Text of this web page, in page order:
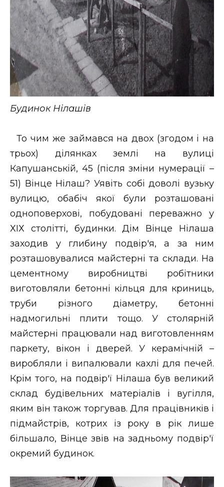
Будинок Нілашів
То чим же займався на двох (згодом і на
трьох) ділянках землі на вулиці
Капушанській, 45 (після зміни нумерації –
51) Вінце Нілаш? Уявіть собі доволі вузьку
вулицю, обабіч якої були розташовані
одноповерхові, побудовані переважно у
ХІХ столітті, будинки. Дім Вінце Нілаша
заходив у глибину подвір'я, а за ним
розташовувалися майстерні та склади. На
цементному виробництві робітники
виготовляли бетонні кільця для криниць,
труби різного діаметру, бетонні
надмогильні плити тощо. У столярній
майстерні працювали над виготовленням
паркету, вікон і дверей. У керамічній –
виробляли і випалювали кахлі для печей.
Крім того, на подвір'ї Нілаша був великий
склад будівельних матеріалів і вугілля,
яким він також торгував. Для працівників і
підмайстрів, котрих із року в рік лише
більшало, Вінце звів на задньому подвір'ї
окремий будинок.